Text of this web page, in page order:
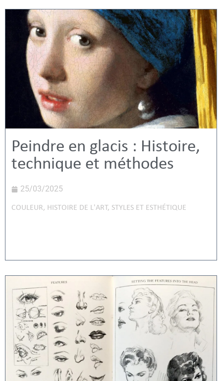
Peindre en glacis : Histoire,
technique et méthodes
25/03/2025
COULEUR, HISTOIRE DE L'ART, STYLES ET ESTHÉTIQUE